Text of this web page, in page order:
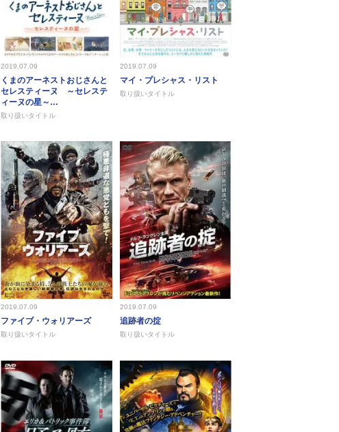
2019.07.09
くまのアーネストおじさんと
セレスティーヌ ～セレステ
ィーヌの星～…
取り扱いタイトル
2019.07.09
マイ・プレシャス・リスト
取り扱いタイトル
2019.07.09
ファイブ・ウォリアーズ
取り扱いタイトル
2019.07.09
追跡者の掟
取り扱いタイトル